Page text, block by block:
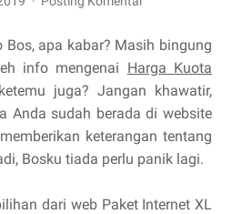
Bos, apa kabar? Masih bingung
info mengenai Harga Kuota
juga? Jangan khawatir,
Anda sudah berada di website
keterangan tentang
Bosku tiada perlu panik lagi.
dari web Paket Internet XL